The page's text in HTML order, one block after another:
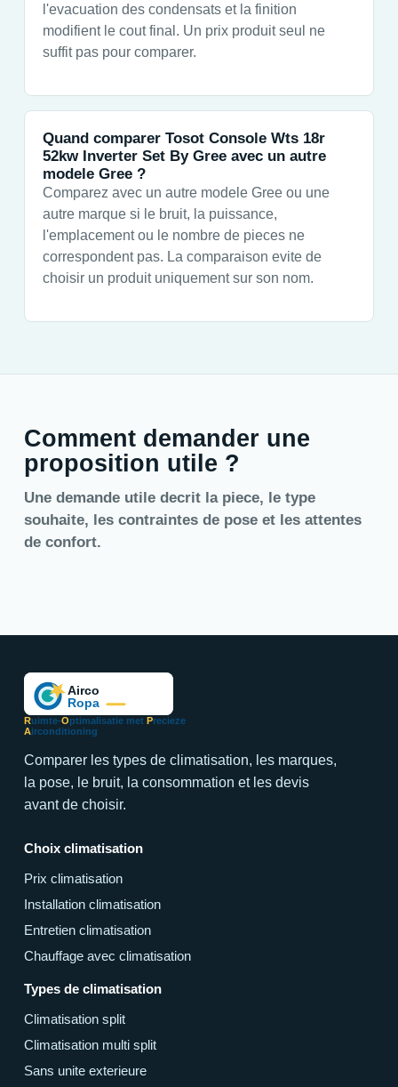
l'evacuation des condensats et la finition
modifient le cout final. Un prix produit seul ne
suffit pas pour comparer.
Quand comparer Tosot Console Wts 18r
52kw Inverter Set By Gree avec un autre
modele Gree ?
Comparez avec un autre modele Gree ou une
autre marque si le bruit, la puissance,
l'emplacement ou le nombre de pieces ne
correspondent pas. La comparaison evite de
choisir un produit uniquement sur son nom.
Comment demander une
proposition utile ?
Une demande utile decrit la piece, le type
souhaite, les contraintes de pose et les attentes
de confort.
Ruimte-Optimalisatie met Precieze
Airconditioning
Comparer les types de climatisation, les marques,
la pose, le bruit, la consommation et les devis
avant de choisir.
Choix climatisation
Prix climatisation
Installation climatisation
Entretien climatisation
Chauffage avec climatisation
Types de climatisation
Climatisation split
Climatisation multi split
Sans unite exterieure